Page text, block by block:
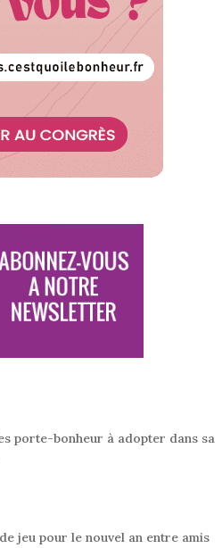
porte-bonheur à adopter dans sa
jeu pour le nouvel an entre amis